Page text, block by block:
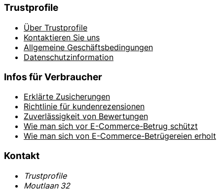
Trustprofile
Über Trustprofile
Kontaktieren Sie uns
Allgemeine Geschäftsbedingungen
Datenschutzinformation
Infos für Verbraucher
Erklärte Zusicherungen
Richtlinie für kundenrezensionen
Zuverlässigkeit von Bewertungen
Wie man sich vor E-Commerce-Betrug schützt
Wie man sich von E-Commerce-Betrügereien erholt
Kontakt
Trustprofile
Moutlaan 32